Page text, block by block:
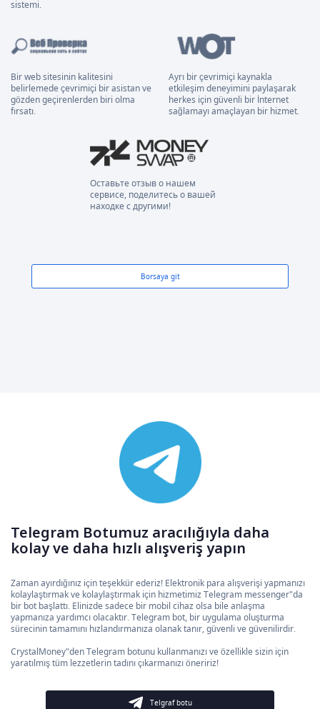
sistemi.
Bir web sitesinin kalitesini
belirlemede çevrimiçi bir asistan ve
gözden geçirenlerden biri olma
fırsatı.
Ayrı bir çevrimiçi kaynakla
etkileşim deneyimini paylaşarak
herkes için güvenli bir İnternet
sağlamayı amaçlayan bir hizmet.
Оставьте отзыв о нашем
сервисе, поделитесь о вашей
находке с другими!
Borsaya git
Telegram Botumuz aracılığıyla daha
kolay ve daha hızlı alışveriş yapın
Zaman ayırdığınız için teşekkür ederiz! Elektronik para alışverişi yapmanızı
kolaylaştırmak ve kolaylaştırmak için hizmetimiz Telegram messenger"da
bir bot başlattı. Elinizde sadece bir mobil cihaz olsa bile anlaşma
yapmanıza yardımcı olacaktır. Telegram bot, bir uygulama oluşturma
sürecinin tamamını hızlandırmanıza olanak tanır, güvenli ve güvenilirdir.
CrystalMoney"den Telegram botunu kullanmanızı ve özellikle sizin için
yaratılmış tüm lezzetlerin tadını çıkarmanızı öneririz!
Telgraf botu